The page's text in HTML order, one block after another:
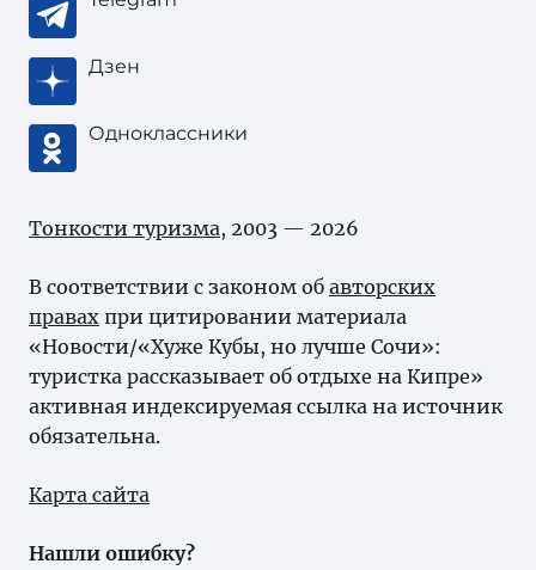
Дзен
Одноклассники
Тонкости туризма, 2003 — 2026
В соответствии с законом об авторских
правах при цитировании материала
«Новости/«Хуже Кубы, но лучше Сочи»:
туристка рассказывает об отдыхе на Кипре»
активная индексируемая ссылка на источник
обязательна.
Карта сайта
Нашли ошибку?